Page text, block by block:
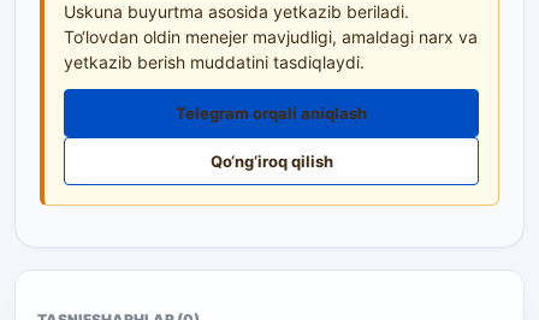
Uskuna buyurtma asosida yetkazib beriladi.
To‘lovdan oldin menejer mavjudligi, amaldagi narx va
yetkazib berish muddatini tasdiqlaydi.
Telegram orqali aniqlash
Qo‘ng‘iroq qilish